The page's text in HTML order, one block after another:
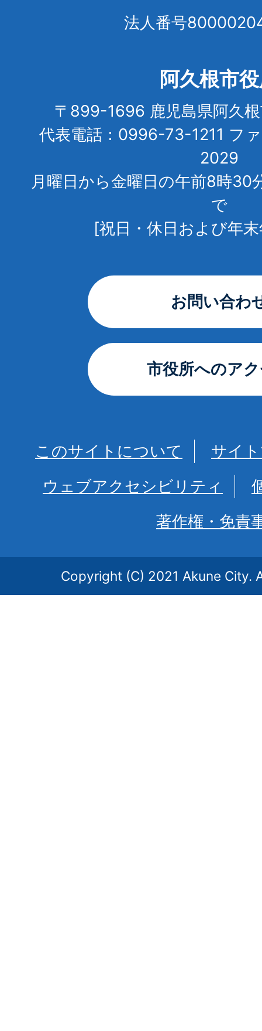
法人番号
阿久根市
〒899-1696 鹿児島県阿久
代表電話：0996-73-1211 フ
2029
月曜日から金曜日の午前8時30
で
[祝日・休日および年
お問い合わ
市役所へのア
このサイトについて
サイ
ウェブアクセシビリティ
著作権・免責
Copyright (C) 2021 Akune City.